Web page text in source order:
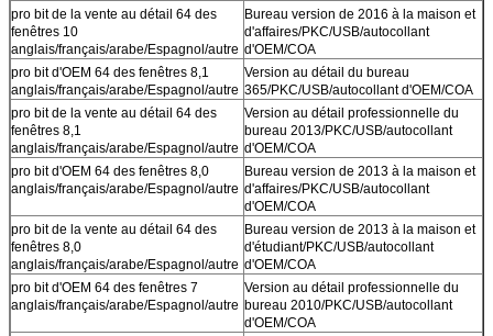
pro bit de la vente au détail 64 des
fenêtres 10
anglais/français/arabe/Espagnol/autre
Bureau version de 2016 à la maison et
d'affaires/PKC/USB/autocollant
d'OEM/COA
pro bit d'OEM 64 des fenêtres 8,1
anglais/français/arabe/Espagnol/autre
Version au détail du bureau
365/PKC/USB/autocollant d'OEM/COA
pro bit de la vente au détail 64 des
fenêtres 8,1
anglais/français/arabe/Espagnol/autre
Version au détail professionnelle du
bureau 2013/PKC/USB/autocollant
d'OEM/COA
pro bit d'OEM 64 des fenêtres 8,0
anglais/français/arabe/Espagnol/autre
Bureau version de 2013 à la maison et
d'affaires/PKC/USB/autocollant
d'OEM/COA
pro bit de la vente au détail 64 des
fenêtres 8,0
anglais/français/arabe/Espagnol/autre
Bureau version de 2013 à la maison et
d'étudiant/PKC/USB/autocollant
d'OEM/COA
pro bit d'OEM 64 des fenêtres 7
anglais/français/arabe/Espagnol/autre
Version au détail professionnelle du
bureau 2010/PKC/USB/autocollant
d'OEM/COA